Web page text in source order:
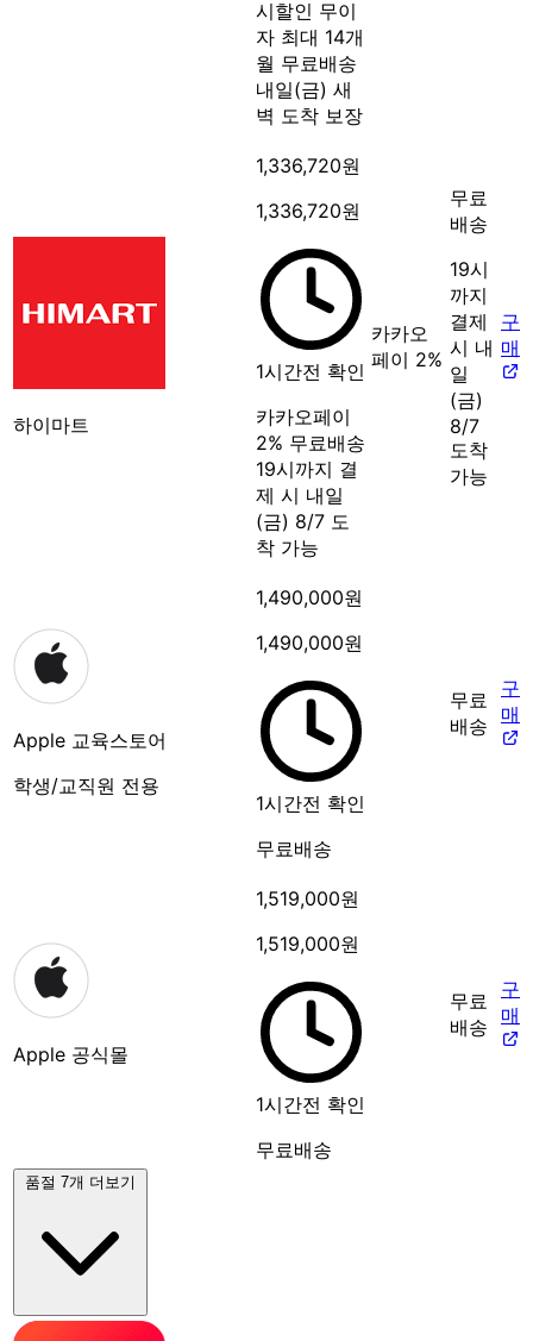
시할인 무이
자 최대 14개
월 무료배송
내일(금) 새
벽 도착 보장
하이마트
1,336,720원
1,336,720원
1시간전 확인
카카오페이
2% 무료배송
19시까지 결
제 시 내일
(금) 8/7 도
착 가능
카카오
페이 2%
무료
배송
19시
까지
결제
시 내
일
(금)
8/7
도착
가능
구
매
Apple 교육스토어
학생/교직원 전용
1,490,000원
1,490,000원
1시간전 확인
무료배송
무료
배송
구
매
Apple 공식몰
1,519,000원
1,519,000원
1시간전 확인
무료배송
무료
배송
구
매
품절 7개 더보기